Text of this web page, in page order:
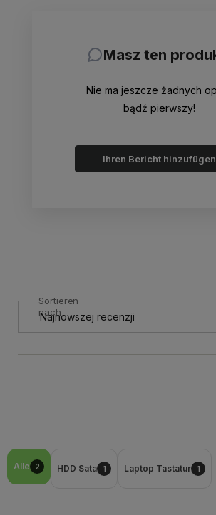
Masz ten
Nie ma jeszcze żadnych
bądź pierwszy!
Ihren Bericht hinzufügen
Sortieren
nach
Alle 2 HDD Sata 1 Laptop Tastatur 1